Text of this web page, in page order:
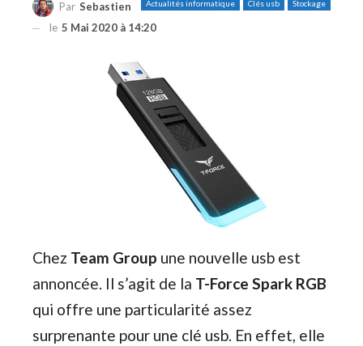
Actualités informatique Clés usb Stockage
Par Sebastien
le 5 Mai 2020 à 14:20
Chez Team Group une nouvelle usb est
annoncée. Il s’agit de la T-Force Spark RGB
qui offre une particularité assez
surprenante pour une clé usb. En effet, elle